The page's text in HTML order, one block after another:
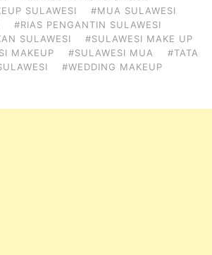
SULAWESI
#MUA SULAWESI
#RIAS PENGANTIN SULAWESI
SULAWESI
#SULAWESI MAKE UP
MAKEUP #SULAWESI MUA
#TATA
#WEDDING MAKEUP